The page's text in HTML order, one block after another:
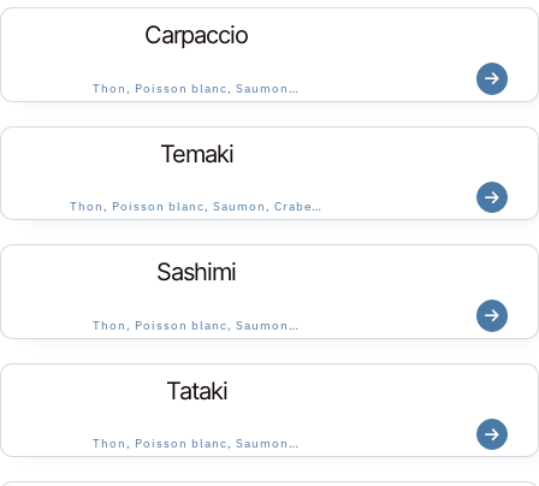
Carpaccio
Thon, Poisson blanc, Saumon…
Temaki
Thon, Poisson blanc, Saumon, Crabe…
Sashimi
Thon, Poisson blanc, Saumon…
Tataki
Thon, Poisson blanc, Saumon…